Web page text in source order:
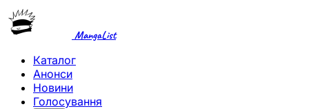
MangaList
Каталог
Анонси
Новини
Голосування